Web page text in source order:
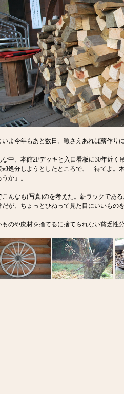
いよ今年もあと数日。暇さえあれば薪作り
な中、本館2Fデッキと入口看板に30年近
却処分しようとしたところで、「待てよ。
か」。
こんなも(写真)のを考えた。薪ラックであ
だが、ちょっとひねって見た目にいいもの
ものや廃材を捨てるに捨てられない貧乏性